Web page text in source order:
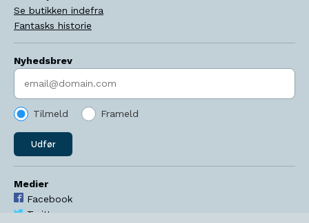
Se butikken indefra
Fantasks historie
Nyhedsbrev
Indtast søgeord
Tilmeld Frameld
Udfør
Medier
Facebook
Twitter